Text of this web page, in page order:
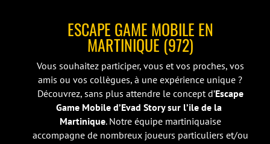
ESCAPE GAME MOBILE EN
MARTINIQUE (972)
Vous souhaitez participer, vous et vos proches, vos
amis ou vos collègues, à une expérience unique ?
Découvrez, sans plus attendre le concept d’Escape
Game Mobile d’Evad Story sur l’ile de la
Martinique. Notre équipe martiniquaise
accompagne de nombreux joueurs particuliers et/ou